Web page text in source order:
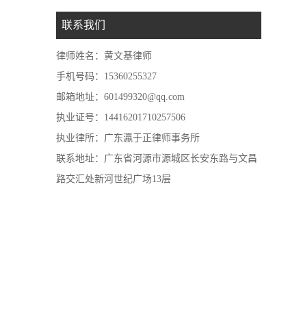
联系我们
律师姓名：黄文基律师
手机号码：15360255327
邮箱地址：601499320@qq.com
执业证号：14416201710257506
执业律所：广东瀛于正律师事务所
联系地址：广东省河源市源城区长安东路与文昌
路交汇处新河世纪广场13层